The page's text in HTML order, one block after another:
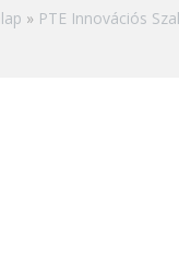
PTE Innovációs